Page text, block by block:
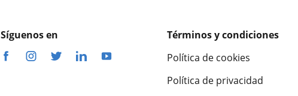
Síguenos en
Términos y condiciones
Política de cookies
Política de privacidad